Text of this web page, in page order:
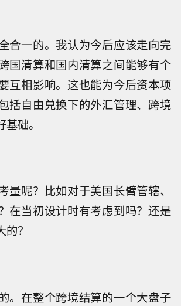
合一的。我认为今后应该走向完
国清算和国内清算之间能够有个
互相影响。这也能为今后资本项
括自由兑换下的外汇管理、跨境
础。
量呢？比如对于美国长臂管辖、
在当初设计时有考虑到吗？还是
？
。在整个跨境结算的一个大盘子